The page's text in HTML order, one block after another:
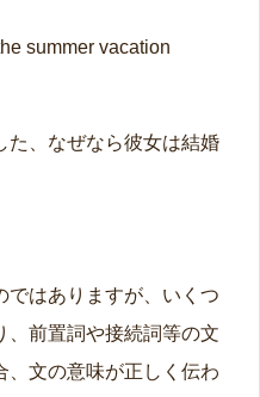
summer vacation
た、なぜなら彼女は結婚
ではありますが、いくつ
、前置詞や接続詞等の文
、文の意味が正しく伝わ